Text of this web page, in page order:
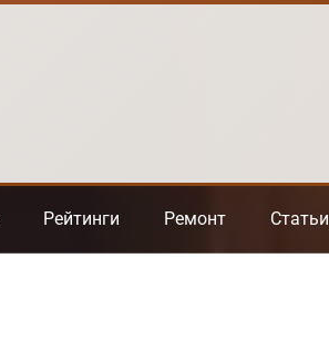
Рейтинги Ремонт Статьи